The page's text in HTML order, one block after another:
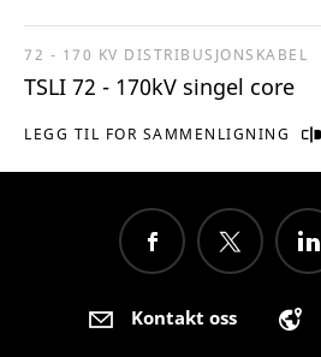
LEGG TIL FOR SAMMENLIGNING
72 - 170 KV DISTRIBUSJONSKABEL
TSLI 72 - 170kV singel core
Kontakt oss